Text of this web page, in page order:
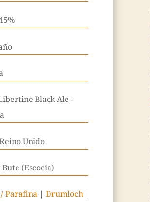
Black Ale -
Reino Unido
(Escocia)
Parafina| Drumloch|